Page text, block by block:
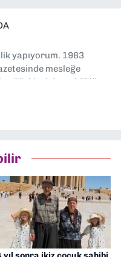
yapıyorum. 1983
mesleğe
Türkiye’nin en köklü
yardımcısı ve spor
yaptım. Ayrıca Yeni
yapıyorum